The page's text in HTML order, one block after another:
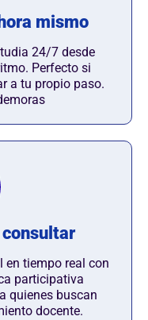
mismo
24/7 desde
Perfecto si
a tu propio paso.
en tiempo real con
participativa
quienes buscan
docente.